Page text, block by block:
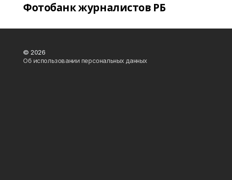
Фотобанк журналистов РБ
© 2026
Об использовании персональных данных